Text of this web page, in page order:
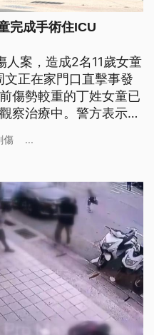
完成手術住ICU
案，造成2名11歲女童
文正在家門口直擊事發
傷勢較重的丁姓女童已
察治療中。警方表示，
有加強訪視，如今再度
傷 ...